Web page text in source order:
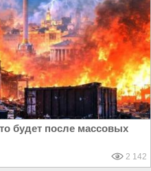
будет после массовых
2 142